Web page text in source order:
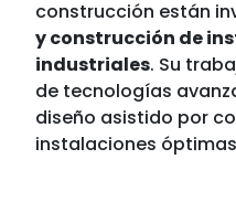
construcción están
y construcción de
industriales. Su
de tecnologías
diseño asistido por
instalaciones